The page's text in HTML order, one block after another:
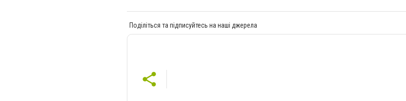
Поділіться та підписуйтесь на наші джерела